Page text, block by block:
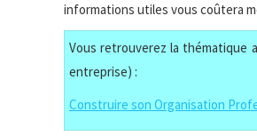
informations utiles vous coûtera
Vous retrouverez la thématique
entreprise) :
Construire son Organisation